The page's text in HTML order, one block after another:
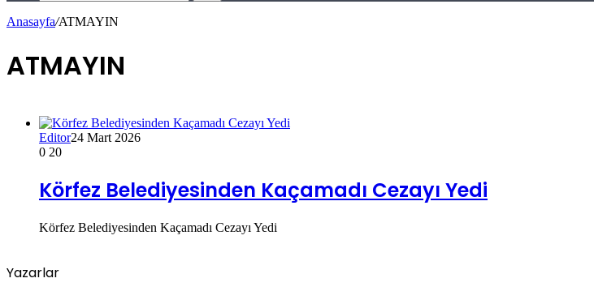
Anasayfa/ATMAYIN
ATMAYIN
Editor24 Mart 2026
0 20
Körfez Belediyesinden Kaçamadı Cezayı Yedi
Körfez Belediyesinden Kaçamadı Cezayı Yedi
Yazarlar